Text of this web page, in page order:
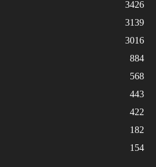
3426
3139
3016
884
568
443
422
182
154